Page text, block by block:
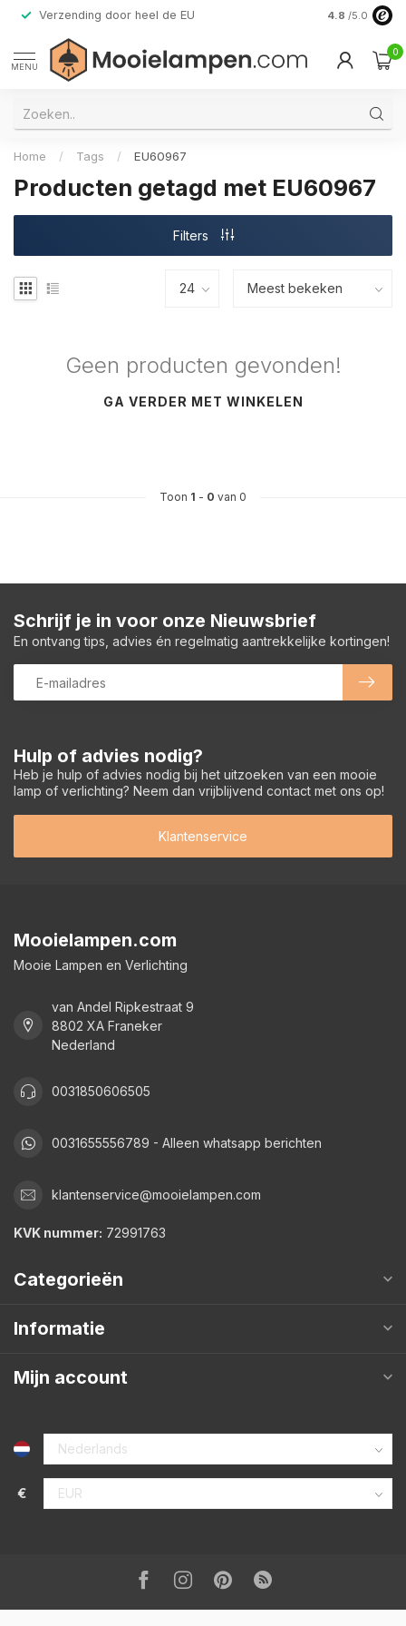
Verzending door heel de EU Alleen
4.8 /5.0
MENU
0
Home / Tags / EU60967
Producten getagd met EU60967
Filters
Geen producten gevonden!
GA VERDER MET WINKELEN
Toon 1 - 0 van 0
Hulp of advies nodig?
Heb je hulp of advies nodig bij het uitzoeken van een mooie
lamp of verlichting? Neem dan vrijblijvend contact met ons op!
Klantenservice
Schrijf je in voor onze Nieuwsbrief
En ontvang tips, advies én regelmatig aantrekkelijke kortingen!
Mooielampen.com
Mooie Lampen en Verlichting
van Andel Ripkestraat 9
8802 XA Franeker
Nederland
0031850606505
0031655556789 - Alleen whatsapp berichten
klantenservice@mooielampen.com
KVK nummer: 72991763
Categorieën
Informatie
Mijn account
€